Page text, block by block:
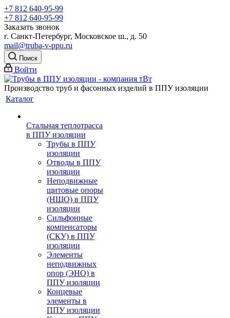
+7 812 640-95-99
+7 812 640-95-99
Заказать звонок
г. Санкт-Петербург, Московское ш., д. 50
mail@truba-v-ppu.ru
Поиск
Войти
Производство труб и фасонных изделий в ППУ изоляции
Каталог
Стальная теплотрасса
в ППУ изоляции
Трубы в ППУ
изоляции
Отводы в ППУ
изоляции
Неподвижные
щитовые опоры
(НЩО) в ППУ
изоляции
Cильфонные
компенсаторы
(СКУ) в ППУ
изоляции
Элементы
неподвижных
опор (ЭНО) в
ППУ изоляции
Концевые
элементы в
ППУ изоляции